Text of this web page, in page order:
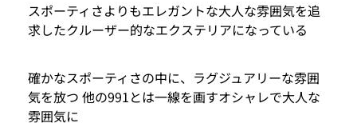
スポーティさよりもエレガントな大人な雰囲気を追
求したクルーザー的なエクステリアになっている
確かなスポーティさの中に、ラグジュアリーな雰囲
気を放つ 他の991とは一線を画すオシャレで大人な
雰囲気に